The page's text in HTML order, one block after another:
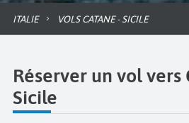
ITALIE VOLS CATANE - SICILE
Réserver un vol vers
Sicile